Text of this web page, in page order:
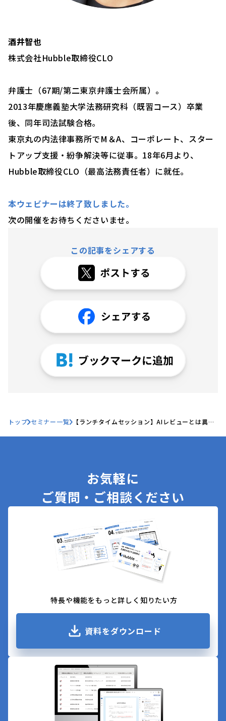
酒井智也
株式会社Hubble取締役CLO
弁護士（67期/第二東京弁護士会所属）。
2013年慶應義塾⼤学法務研究科（既習コース）卒業
後、同年司法試験合格。
東京丸の内法律事務所でM＆A、コーポレート、スター
トアップ支援・紛争解決等に従事。18年6⽉より、
Hubble取締役CLO（最高法務責任者）に就任。
本ウェビナーは終了致しました。
次の開催をお待ちくださいませ。
この記事をシェアする
トップ セミナー一覧 【ランチタイムセッション】AIレビューとは異な
お気軽に
ご質問・ご相談ください
特長や機能をもっと詳しく知りたい方
資料をダウンロード